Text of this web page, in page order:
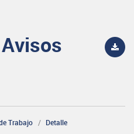
Trabajo Detalle